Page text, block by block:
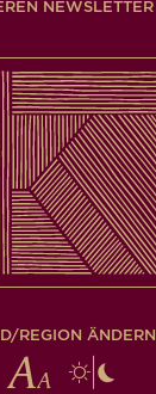
NEWSLETTER
REGION ÄNDERN